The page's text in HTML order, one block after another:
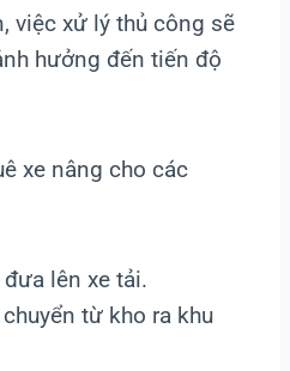
việc xử lý thủ công sẽ
hưởng đến tiến độ
xe nâng cho các
lên xe tải.
từ kho ra khu